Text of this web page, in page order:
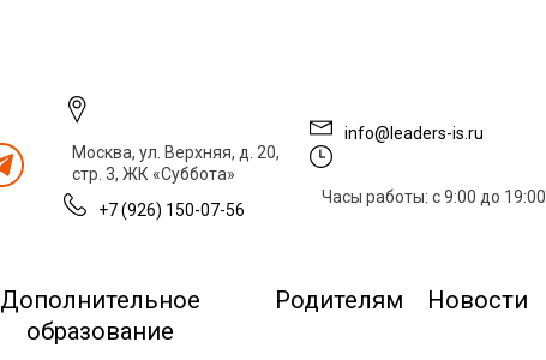
Москва, ул. Верхняя, д. 20,
стр. 3, ЖК «Суббота»
+7 (926) 150-07-56
info@leaders-is.ru
Часы работы: с 9:00 до 19:00
Дополнительное
образование
Родителям Новости